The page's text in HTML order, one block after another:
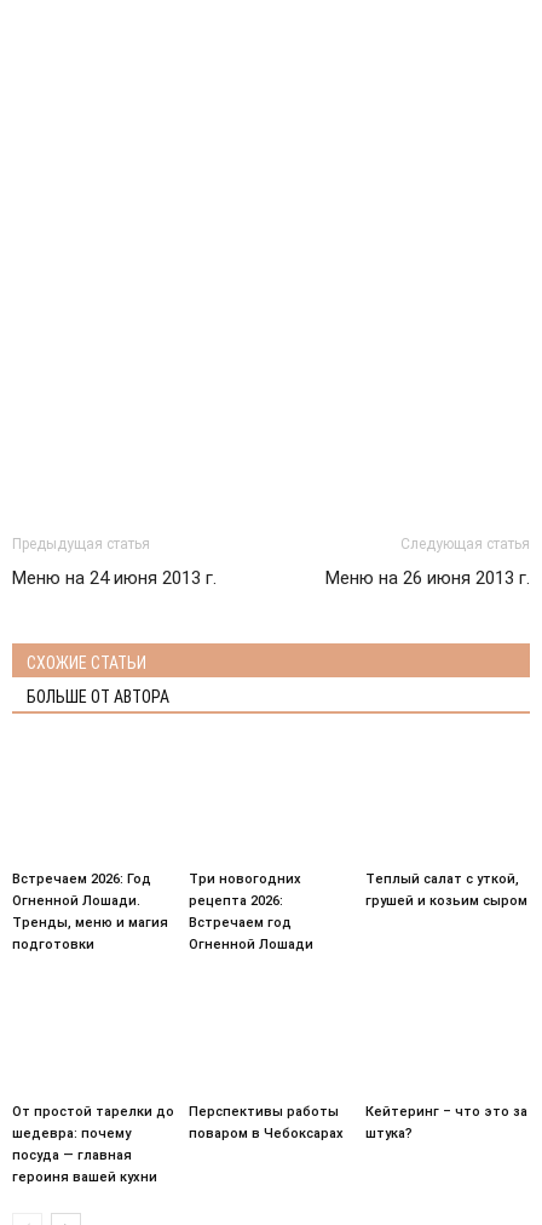
Предыдущая статья
Меню на 24 июня 2013 г.
Следующая статья
Меню на 26 июня 2013 г.
СХОЖИЕ СТАТЬИ
БОЛЬШЕ ОТ АВТОРА
Встречаем 2026: Год
Огненной Лошади.
Тренды, меню и магия
подготовки
Три новогодних
рецепта 2026:
Встречаем год
Огненной Лошади
Теплый салат с уткой,
грушей и козьим сыром
От простой тарелки до
шедевра: почему
посуда — главная
героиня вашей кухни
Перспективы работы
поваром в Чебоксарах
Кейтеринг – что это за
штука?